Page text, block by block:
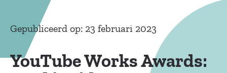
Gepubliceerd op: 23 februari 2023
YouTube Works Awards: